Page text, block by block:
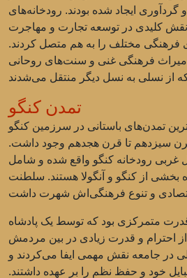
ایجاد شده بودند. رودخانه‌های
نقش کلیدی در توسعه تجارت و مهاجرت
فرهنگی مختلف را به هم متصل کردند.
فرهنگی غنی و سنت‌های روحانی
تمدن کنگو
تمدن‌های باستانی در سرزمین کنگو
سیزدهم تا قرن هجدهم وجود داشت.
غربی رودخانه کنگو واقع شده و شامل
از کنگو و آنگولا هستند. سلطنت
متمرکزی بود که توسط یک پادشاه
احترام و قدرت زیادی در بین مردمش
در جامعه نقش مهمی ایفا می‌کردند و
خود و حفظ نظم را بر عهده داشتند.